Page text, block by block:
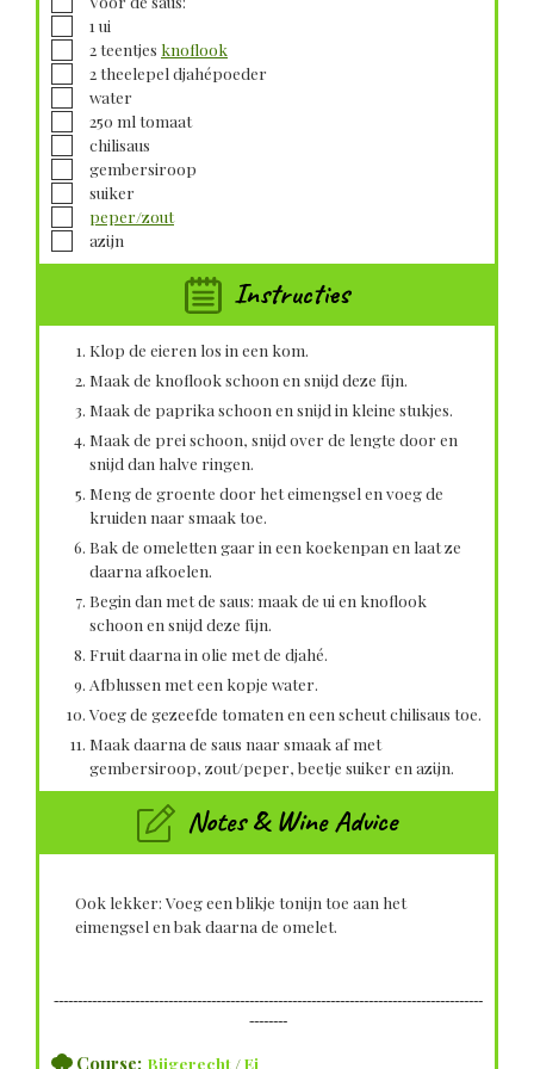
▢1 ui
▢
2teentjes knoflook
▢
2theelepel djahépoeder
▢
water
▢
250 ml tomaat
▢
chilisaus
▢
gembersiroop
▢
suiker
▢
peper/zout
▢
azijn
Instructies
Klop de eieren los in een kom.
Maak de knoflook schoon en snijd deze fijn.
Maak de paprika schoon en snijd in kleine stukjes.
Maak de prei schoon, snijd over de lengte door en
snijd dan halve ringen.
Meng de groente door het eimengsel en voeg de
kruiden naar smaak toe.
Bak de omeletten gaar in een koekenpan en laat ze
daarna afkoelen.
Begin dan met de saus: maak de ui en knoflook
schoon en snijd deze fijn.
Fruit daarna in olie met de djahé.
Afblussen met een kopje water.
Voeg de gezeefde tomaten en een scheut chilisaus toe.
Maak daarna de saus naar smaak af met
gembersiroop, zout/peper, beetje suiker en azijn.
Notes & Wine Advice
Ook lekker: Voeg een blikje tonijn toe aan het
eimengsel en bak daarna de omelet.
------------------------------------------------------------------------------------------
--------
Course; Bijgerecht /Ei